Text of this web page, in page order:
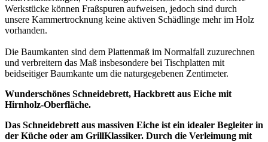
Werkstücke können Fraßspuren aufweisen, jedoch sind durch
unsere Kammertrocknung keine aktiven Schädlinge mehr im Holz
vorhanden.
Die Baumkanten sind dem Plattenmaß im Normalfall zuzurechnen
und verbreitern das Maß insbesondere bei Tischplatten mit
beidseitiger Baumkante um die naturgegebenen Zentimeter.
Wunderschönes Schneidebrett, Hackbrett aus Eiche mit
Hirnholz-Oberfläche.
Das Schneidebrett aus massiven Eiche ist ein idealer Begleiter in
der Küche oder am GrillKlassiker. Durch die Verleimung mit